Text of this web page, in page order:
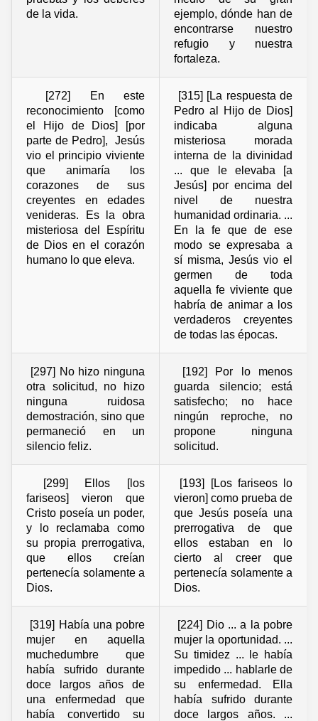
de la vida.
ejemplo, dónde han de
encontrarse nuestro
refugio y nuestra
fortaleza.
[272] En este
reconocimiento [como
el Hijo de Dios] [por
parte de Pedro], Jesús
vio el principio viviente
que animaría los
corazones de sus
creyentes en edades
venideras. Es la obra
misteriosa del Espíritu
de Dios en el corazón
humano lo que eleva.
[315] [La respuesta de
Pedro al Hijo de Dios]
indicaba alguna
misteriosa morada
interna de la divinidad
... que le elevaba [a
Jesús] por encima del
nivel de nuestra
humanidad ordinaria. ...
En la fe que de ese
modo se expresaba a
sí misma, Jesús vio el
germen de toda
aquella fe viviente que
habría de animar a los
verdaderos creyentes
de todas las épocas.
[297] No hizo ninguna
otra solicitud, no hizo
ninguna ruidosa
demostración, sino que
permaneció en un
silencio feliz.
[192] Por lo menos
guarda silencio; está
satisfecho; no hace
ningún reproche, no
propone ninguna
solicitud.
[299] Ellos [los
fariseos] vieron que
Cristo poseía un poder,
y lo reclamaba como
su propia prerrogativa,
que ellos creían
pertenecía solamente a
Dios.
[193] [Los fariseos lo
vieron] como prueba de
que Jesús poseía una
prerrogativa de que
ellos estaban en lo
cierto al creer que
pertenecía solamente a
Dios.
[319] Había una pobre
mujer en aquella
muchedumbre que
había sufrido durante
doce largos años de
una enfermedad que
había convertido su
[224] Dio ... a la pobre
mujer la oportunidad. ...
Su timidez ... le había
impedido ... hablarle de
su enfermedad. Ella
había sufrido durante
doce largos años. ...